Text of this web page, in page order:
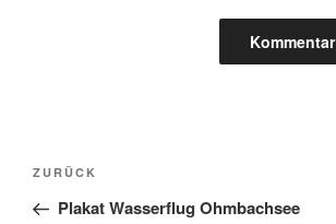
Beitragsnavigation
Vorheriger
Beitrag
ZURÜCK
Plakat Wasserflug Ohmbachsee